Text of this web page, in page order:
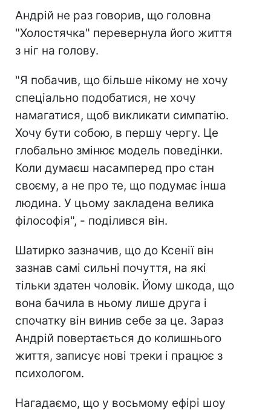
Андрій не раз говорив, що головна
"Холостячка" перевернула його життя
з ніг на голову.
"Я побачив, що більше нікому не хочу
спеціально подобатися, не хочу
намагатися, щоб викликати симпатію.
Хочу бути собою, в першу чергу. Це
глобально змінює модель поведінки.
Коли думаєш насамперед про стан
своєму, а не про те, що подумає інша
людина. У цьому закладена велика
філософія", - поділився він.
Шатирко зазначив, що до Ксенії він
зазнав самі сильні почуття, на які
тільки здатен чоловік. Йому шкода, що
вона бачила в ньому лише друга і
спочатку він винив себе за це. Зараз
Андрій повертається до колишнього
життя, записує нові треки і працює з
психологом.
Нагадаємо, що у восьмому ефірі шоу